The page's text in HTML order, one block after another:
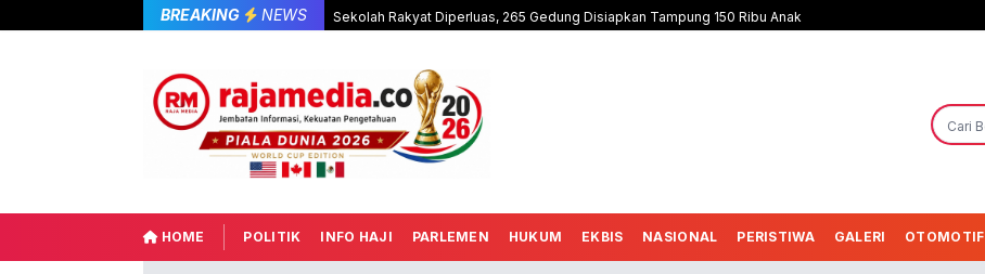
BREAKING NEWS Sekolah Rakyat Diperluas, 265 Gedung Disiapkan Tampung 150 Ribu Anak
HOME POLITIK INFO HAJI PARLEMEN HUKUM EKBIS NASIONAL PERISTIWA GALERI OTOMOTIF